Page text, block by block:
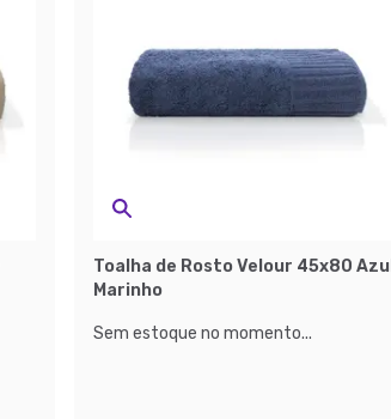
Toalha de Rosto Velour 45x80 Azul
Marinho
Sem estoque no momento...